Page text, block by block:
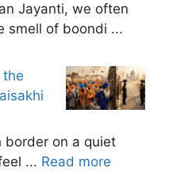
Jayanti, we often
smell of boondi ...
the
border on a quiet
... Read more